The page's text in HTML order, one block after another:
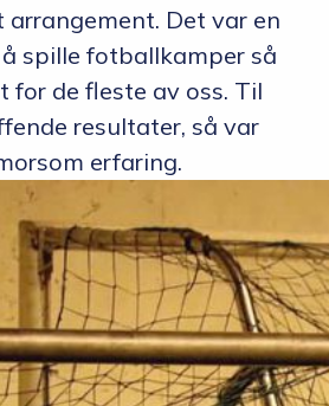
Det var en
spille fotballkamper så
for de fleste av oss. Til
resultater, så var
erfaring.